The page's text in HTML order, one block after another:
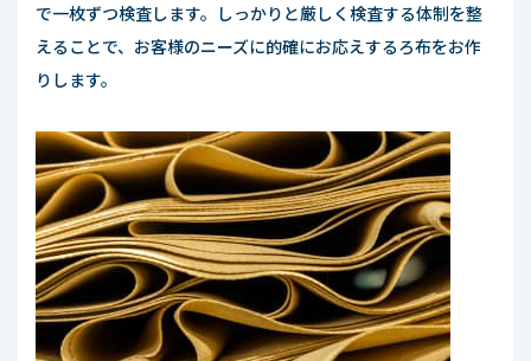
で一枚ずつ検査します。しっかりと厳しく検査する体制を整
えることで、お客様のニーズに的確にお応えするろ布をお作
りします。